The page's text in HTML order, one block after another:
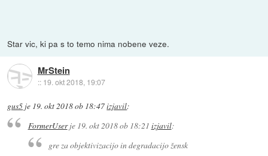
Star vic, ki pa s to temo nima nobene veze.
MrStein
:: 19. okt 2018, 19:07
gus5 je 19. okt 2018 ob 18:47izjavil:
FormerUserje 19. okt 2018 ob 18:21 izjavil:
gre za objektivizacijo in degradacijo žensk